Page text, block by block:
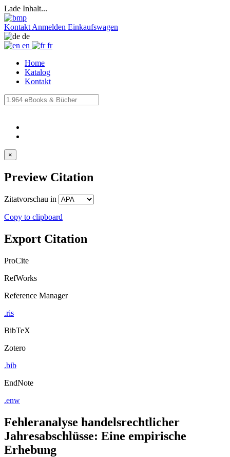
Lade Inhalt...
Kontakt Anmelden Einkaufswagen
de
en
fr
Home
Katalog
Kontakt
×
Preview Citation
Zitatvorschau in
Copy to clipboard
Export Citation
ProCite
RefWorks
Reference Manager
.ris
BibTeX
Zotero
.bib
EndNote
.enw
Fehleranalyse handelsrechtlicher
Jahresabschlüsse: Eine empirische
Erhebung